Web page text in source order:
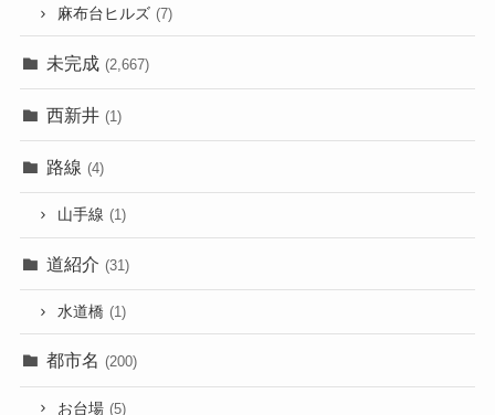
麻布台ヒルズ (7)
未完成 (2,667)
西新井 (1)
路線 (4)
山手線 (1)
道紹介 (31)
水道橋 (1)
都市名 (200)
お台場 (5)